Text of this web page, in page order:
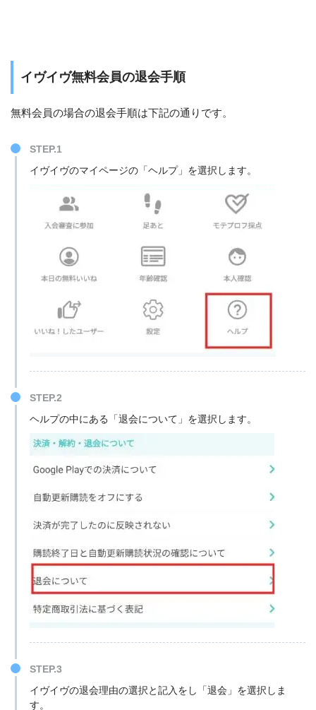
イヴイヴ無料会員の退会手順
無料会員の場合の退会手順は下記の通りです。
STEP.1
イヴイヴのマイページの「ヘルプ」を選択します。
STEP.2
ヘルプの中にある「退会について」を選択します。
STEP.3
イヴイヴの退会理由の選択と記入をし「退会」を選択しま
す。